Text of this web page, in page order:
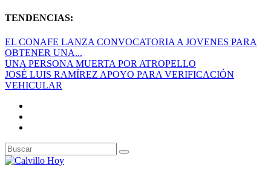
TENDENCIAS:
EL CONAFE LANZA CONVOCATORIA A JOVENES PARA
OBTENER UNA...
UNA PERSONA MUERTA POR ATROPELLO
JOSÉ LUIS RAMÍREZ APOYO PARA VERIFICACIÓN
VEHICULAR